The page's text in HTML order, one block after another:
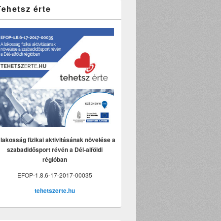
érte
fizikai aktivitásának növelése a
szabadidősport révén a Dél-alföldi
régióban
EFOP-1.8.6-17-2017-00035
tehetszerte.hu